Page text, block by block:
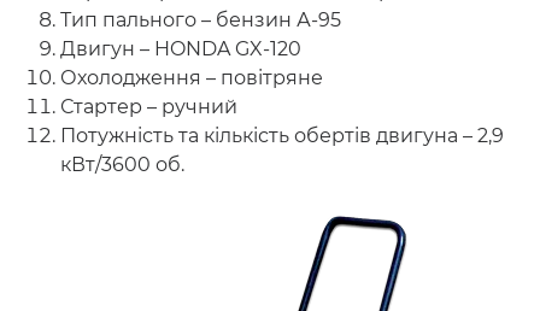
Тип пального – бензин А-95
Двигун – HONDA GX-120
Охолодження – повітряне
Стартер – ручний
Потужність та кількість обертів двигуна – 2,9
кВт/3600 об.